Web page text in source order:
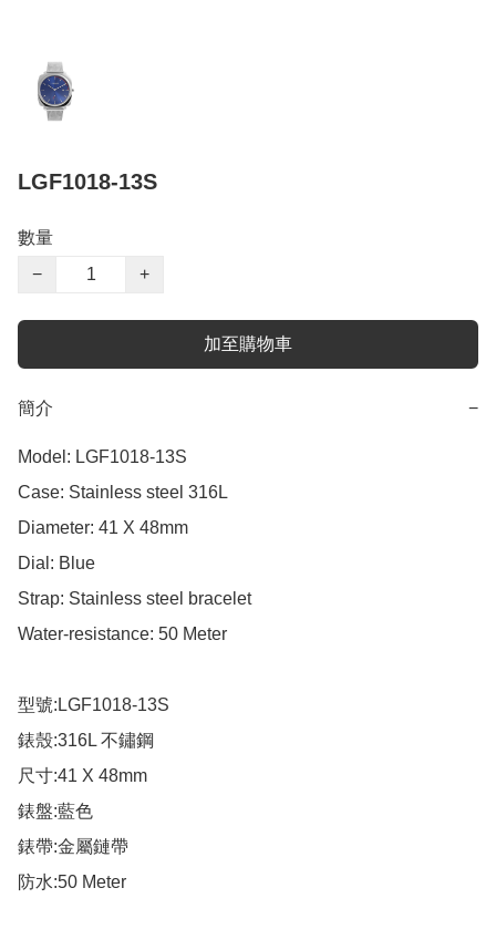
LGF1018-13S
數量
−
+
加至購物車
簡介 −
Model: LGF1018-13S
Case: Stainless steel 316L
Diameter: 41 X 48mm
Dial: Blue
Strap: Stainless steel bracelet
Water-resistance: 50 Meter
型號:LGF1018-13S
錶殼:316L 不鏽鋼
尺寸:41 X 48mm
錶盤:藍色
錶帶:金屬鏈帶
防水:50 Meter